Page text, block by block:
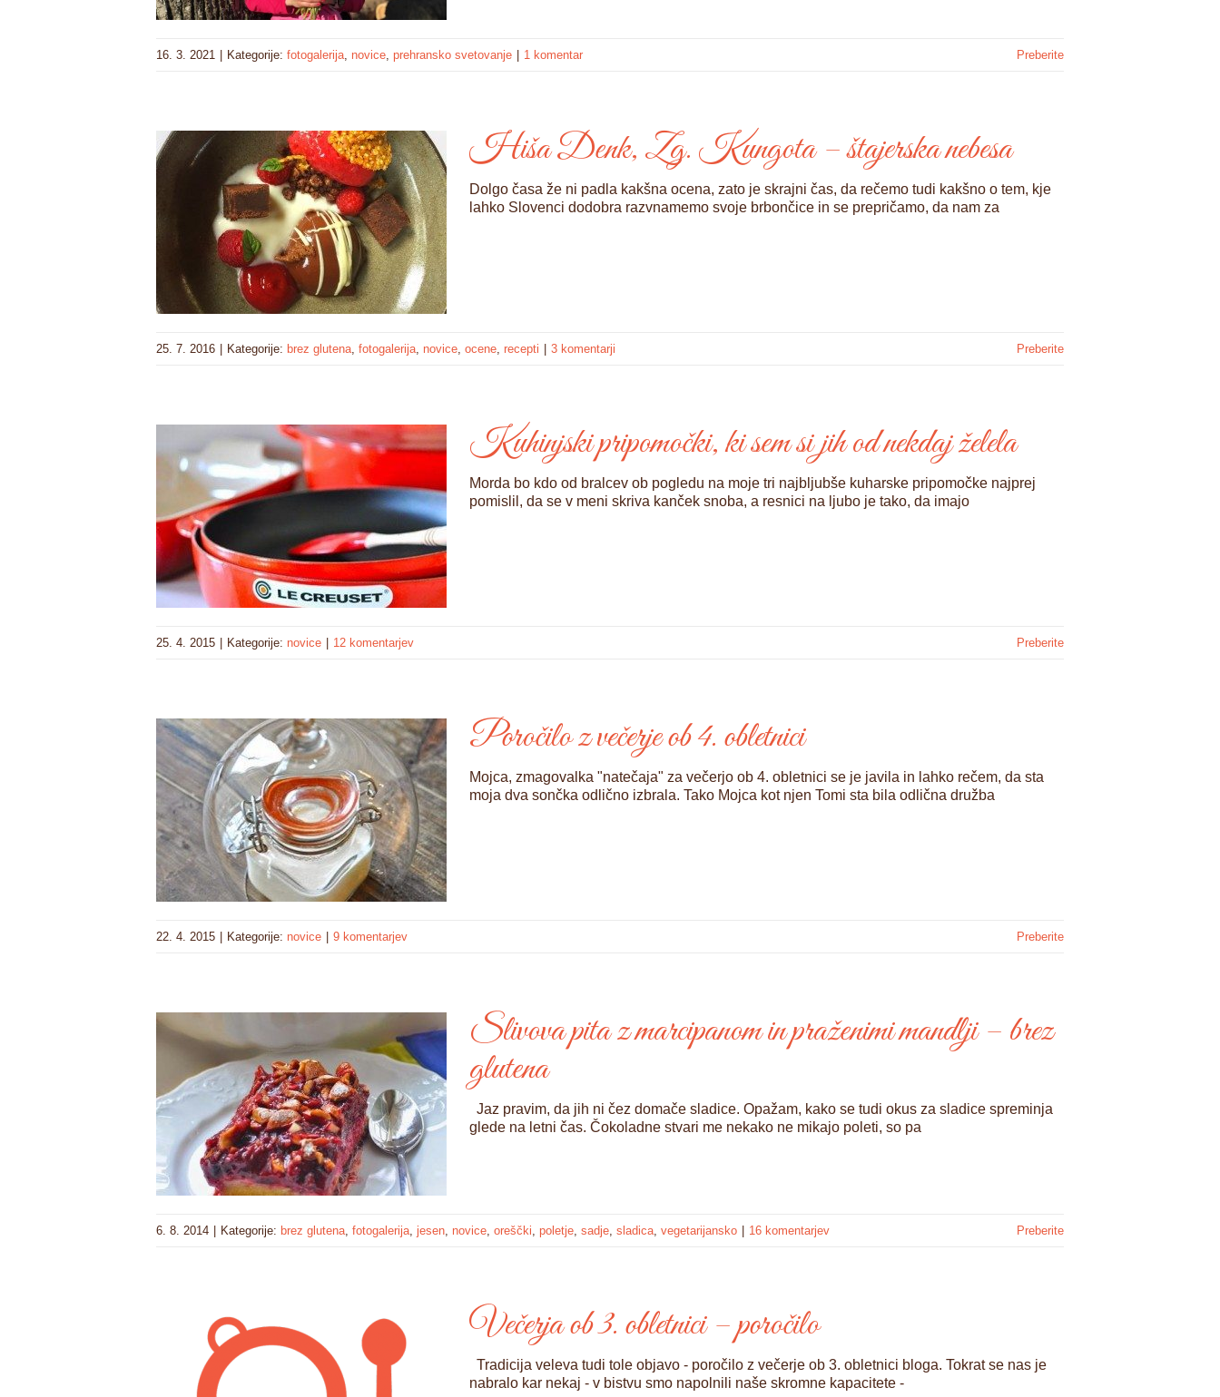
16. 3. 2021 Kategorije: fotogalerija, novice, prehransko svetovanje 1 komentar Preberite
Hiša Denk, Zg. Kungota – štajerska nebesa
Dolgo časa že ni padla kakšna ocena, zato je skrajni čas, da rečemo tudi kakšno o tem, kje
lahko Slovenci dodobra razvnamemo svoje brbončice in se prepričamo, da nam za
25. 7. 2016 Kategorije: brez glutena, fotogalerija, novice, ocene, recepti 3 komentarji Preberite
Kuhinjski pripomočki, ki sem si jih od nekdaj želela
Morda bo kdo od bralcev ob pogledu na moje tri najbljubše kuharske pripomočke najprej
pomislil, da se v meni skriva kanček snoba, a resnici na ljubo je tako, da imajo
25. 4. 2015 Kategorije: novice 12 komentarjev Preberite
Poročilo z večerje ob 4. obletnici
Mojca, zmagovalka "natečaja" za večerjo ob 4. obletnici se je javila in lahko rečem, da sta
moja dva sončka odlično izbrala. Tako Mojca kot njen Tomi sta bila odlična družba
22. 4. 2015 Kategorije: novice 9 komentarjev Preberite
Slivova pita z marcipanom in praženimi mandlji – brez
glutena
Jaz pravim, da jih ni čez domače sladice. Opažam, kako se tudi okus za sladice spreminja
glede na letni čas. Čokoladne stvari me nekako ne mikajo poleti, so pa
6. 8. 2014 Kategorije: brez glutena, fotogalerija, jesen, novice, oreščki, poletje, sadje, sladica, vegetarijansko 16 komentarjev Preberite
Večerja ob 3. obletnici – poročilo
Tradicija veleva tudi tole objavo - poročilo z večerje ob 3. obletnici bloga. Tokrat se nas je
nabralo kar nekaj - v bistvu smo napolnili naše skromne kapacitete -